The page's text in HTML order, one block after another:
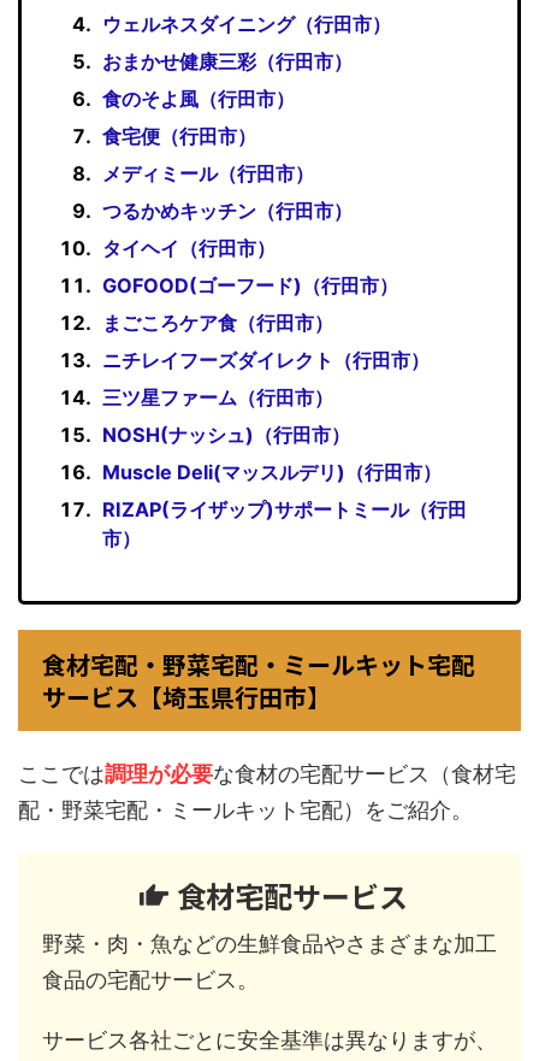
ウェルネスダイニング（行田市）
おまかせ健康三彩（行田市）
食のそよ風（行田市）
食宅便（行田市）
メディミール（行田市）
つるかめキッチン（行田市）
タイヘイ（行田市）
GOFOOD(ゴーフード)（行田市）
まごころケア食（行田市）
ニチレイフーズダイレクト（行田市）
三ツ星ファーム（行田市）
NOSH(ナッシュ)（行田市）
Muscle Deli(マッスルデリ)（行田市）
RIZAP(ライザップ)サポートミール（行田
市）
食材宅配・野菜宅配・ミールキット宅配
サービス【埼玉県行田市】
ここでは調理が必要な食材の宅配サービス（食材宅
配・野菜宅配・ミールキット宅配）をご紹介。
食材宅配サービス
野菜・肉・魚などの生鮮食品やさまざまな加工
食品の宅配サービス。
サービス各社ごとに安全基準は異なりますが、